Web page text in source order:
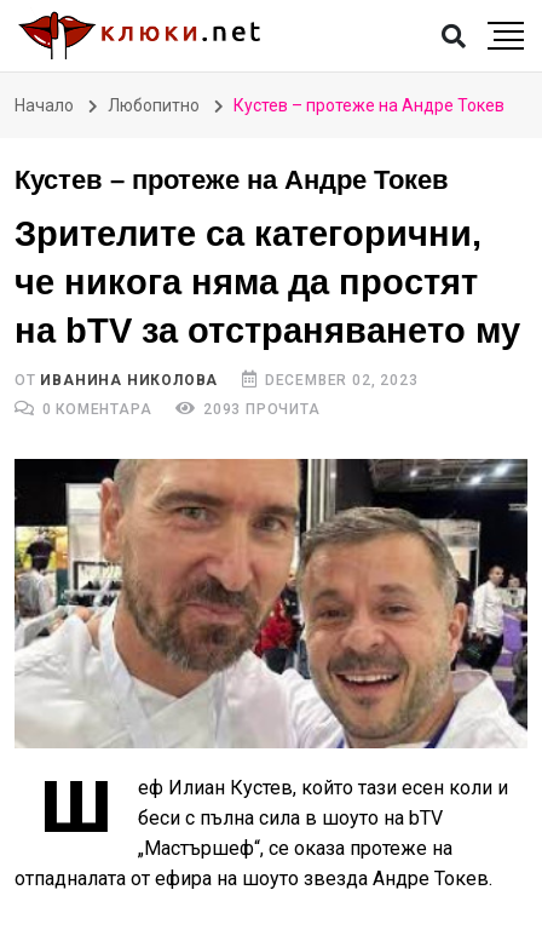
Начало Любопитно Кустев – протеже на Андре Токев
Кустев – протеже на Андре Токев
Зрителите са категорични,
че никога няма да простят
на bTV за отстраняването му
ОТ ИВАНИНА НИКОЛОВА
DECEMBER 02, 2023
0 КОМЕНТАРА
2093 ПРОЧИТА
Ш
еф Илиан Кустев, който тази есен коли и
беси с пълна сила в шоуто на bTV
„Мастършеф“, се оказа протеже на
отпадналата от ефира на шоуто звезда Андре Токев.